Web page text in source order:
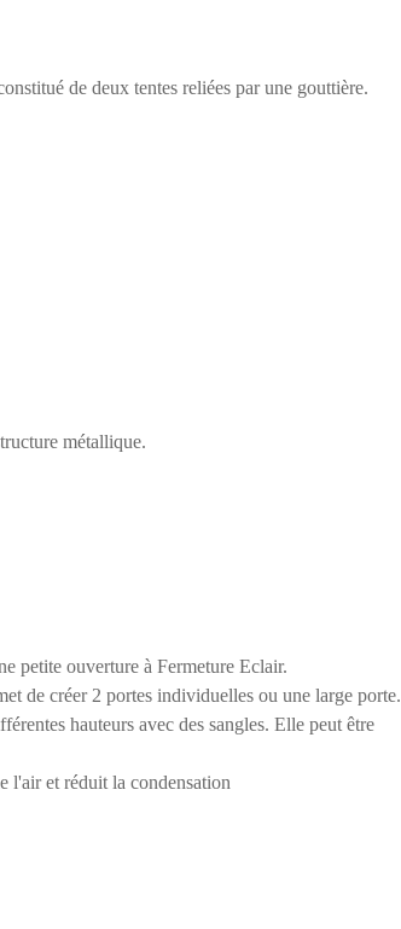
de deux tentes reliées par une gouttière.
métallique.
petite ouverture à Fermeture Eclair.
de créer 2 portes individuelles ou une large porte.
hauteurs avec des sangles. Elle peut être
l'air et réduit la condensation